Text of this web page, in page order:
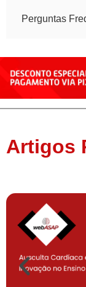
Perguntas
Artigos